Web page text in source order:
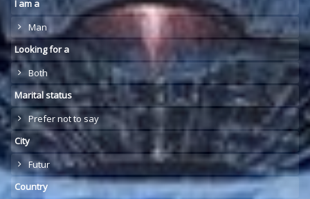
I am a
Man
Looking for a
Both
Marital status
Prefer not to say
City
Futur
Country